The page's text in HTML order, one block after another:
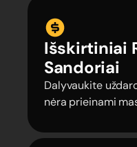
Išskirtiniai
Sandoriai
Dalyvaukite
nėra prieinami